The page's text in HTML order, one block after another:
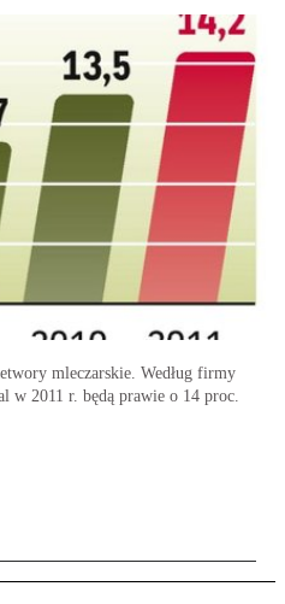
mleczarskie. Według firmy
w 2011 r. będą prawie o 14 proc.